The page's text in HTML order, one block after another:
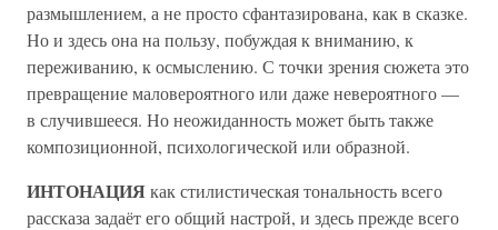
размышлением, а не просто сфантазирована, как в сказке.
Но и здесь она на пользу, побуждая к вниманию, к
переживанию, к осмыслению. С точки зрения сюжета это
превращение маловероятного или даже невероятного —
в случившееся. Но неожиданность может быть также
композиционной, психологической или образной.
ИНТОНАЦИЯкак стилистическая тональность всего
рассказа задаёт его общий настрой, и здесь прежде всего